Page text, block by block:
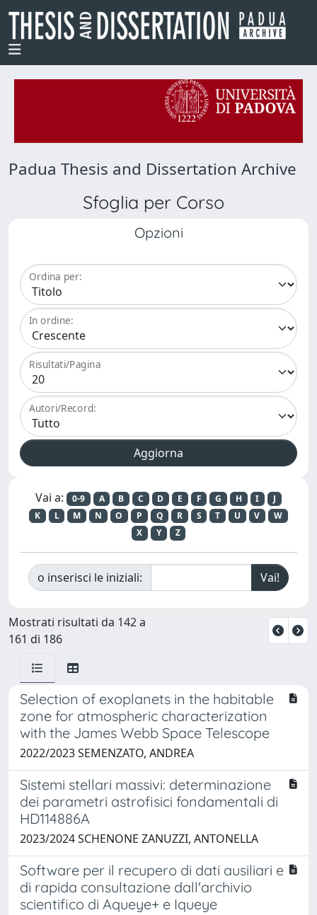
Padua Thesis and Dissertation Archive
Sfoglia per Corso
Opzioni
Ordina per:
In ordine:
Risultati/Pagina
Autori/Record:
Vai a: 0-9 A B C D E F G H I
J
K
L M N O P Q R S T U V
W
X
Y Z
o inserisci le iniziali:
Mostrati risultati da 142 a
161 di 186
Selection of exoplanets in the habitable
zone for atmospheric characterization
with the James Webb Space Telescope
2022/2023 SEMENZATO, ANDREA
Sistemi stellari massivi: determinazione
dei parametri astrofisici fondamentali di
HD114886A
2023/2024 SCHENONE ZANUZZI, ANTONELLA
Software per il recupero di dati ausiliari e
di rapida consultazione dall'archivio
scientifico di Aqueye+ e Iqueye